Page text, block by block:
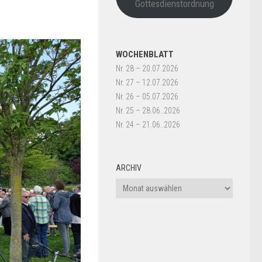
Gottesdienstordnung
WOCHENBLATT
Nr. 28 – 20.07.2026
Nr. 27 – 12.07.2026
Nr. 26 – 05.07.2026
Nr. 25 – 28.06..2026
Nr. 24 – 21.06..2026
ARCHIV
Archiv